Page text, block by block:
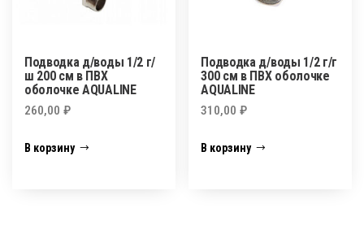
Подводка д/воды 1/2 г/
ш 200 см в ПВХ
оболочке AQUALINE
260,00 ₽
В корзину
Подводка д/воды 1/2 г/г
300 см в ПВХ оболочке
AQUALINE
310,00₽
В корзину